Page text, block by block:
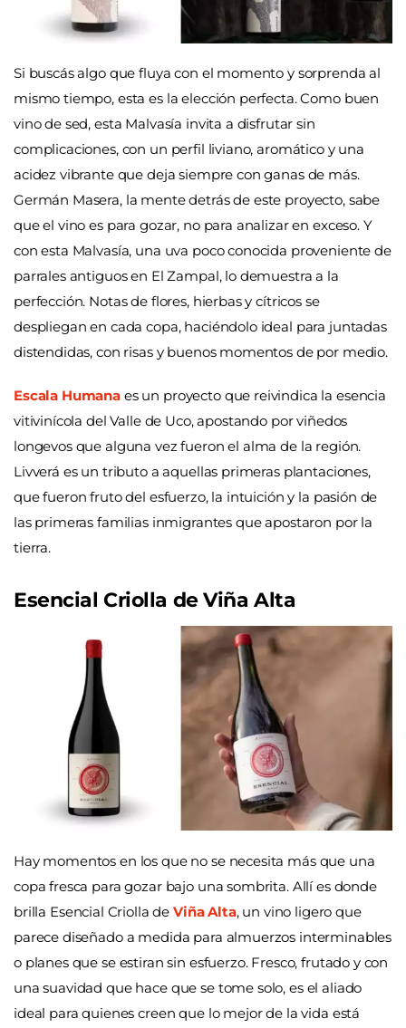
Si buscás algo que fluya con el momento y sorprenda al
mismo tiempo, esta es la elección perfecta. Como buen
vino de sed, esta Malvasía invita a disfrutar sin
complicaciones, con un perfil liviano, aromático y una
acidez vibrante que deja siempre con ganas de más.
Germán Masera, la mente detrás de este proyecto, sabe
que el vino es para gozar, no para analizar en exceso. Y
con esta Malvasía, una uva poco conocida proveniente de
parrales antiguos en El Zampal, lo demuestra a la
perfección. Notas de flores, hierbas y cítricos se
despliegan en cada copa, haciéndolo ideal para juntadas
distendidas, con risas y buenos momentos de por medio.
Escala Humana es un proyecto que reivindica la esencia
vitivinícola del Valle de Uco, apostando por viñedos
longevos que alguna vez fueron el alma de la región.
Livverá es un tributo a aquellas primeras plantaciones,
que fueron fruto del esfuerzo, la intuición y la pasión de
las primeras familias inmigrantes que apostaron por la
tierra.
Esencial Criolla de Viña Alta
Hay momentos en los que no se necesita más que una
copa fresca para gozar bajo una sombrita. Allí es donde
brilla Esencial Criolla de Viña Alta, un vino ligero que
parece diseñado a medida para almuerzos interminables
o planes que se estiran sin esfuerzo. Fresco, frutado y con
una suavidad que hace que se tome solo, es el aliado
ideal para quienes creen que lo mejor de la vida está